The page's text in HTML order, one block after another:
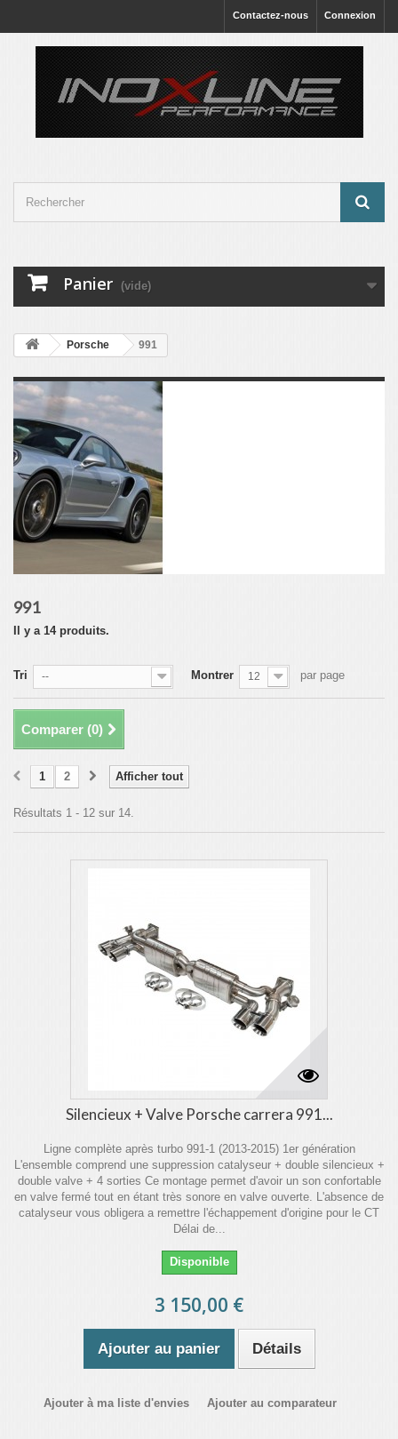
Connexion
Contactez-nous
Panier (vide)
Porsche 991
991
Il y a 14 produits.
Tri -- Montrer 12 par page
Comparer (0)
Afficher tout
1 2
Résultats 1 - 12 sur 14.
Silencieux + Valve Porsche carrera 991...
Ligne complète après turbo 991-1 (2013-2015) 1er génération
L'ensemble comprend une suppression catalyseur + double silencieux +
double valve + 4 sorties Ce montage permet d'avoir un son confortable
en valve fermé tout en étant très sonore en valve ouverte. L'absence de
catalyseur vous obligera a remettre l'échappement d'origine pour le CT
Délai de...
Disponible
3 150,00 €
Ajouter au panier Détails
Ajouter à ma liste d'envies Ajouter au comparateur